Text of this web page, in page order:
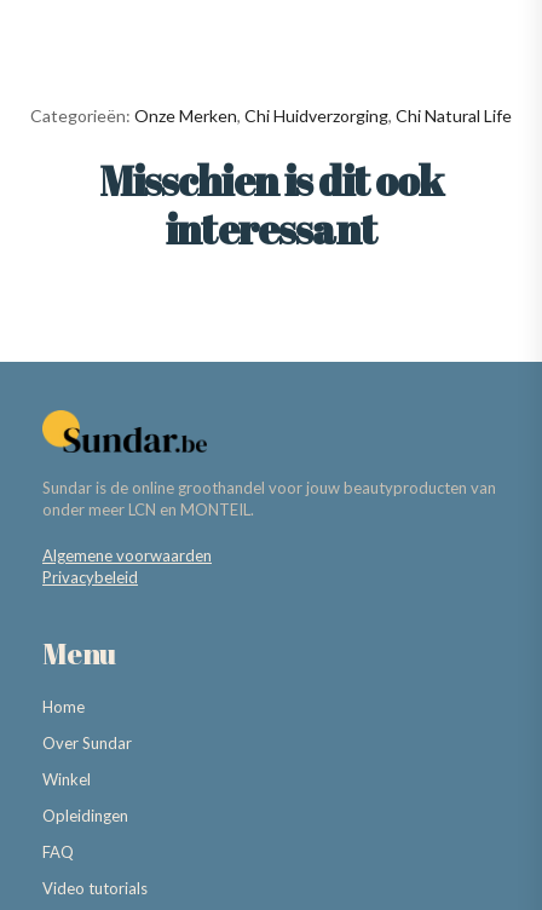
Categorieën: Onze Merken, Chi Huidverzorging, Chi Natural Life
Misschien is dit ook
interessant
Sundar is de online groothandel voor jouw beautyproducten van
onder meer LCN en MONTEIL.
Algemene voorwaarden
Privacybeleid
Menu
Home
Over Sundar
Winkel
Opleidingen
FAQ
Video tutorials